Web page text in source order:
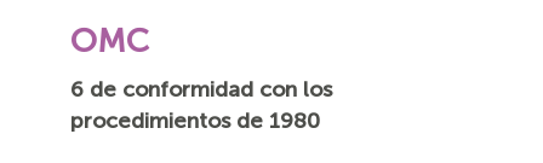
OMC
6 de conformidad con los
procedimientos de 1980